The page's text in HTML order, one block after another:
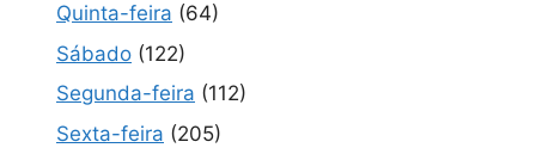
Quinta-feira (64)
Sábado (122)
Segunda-feira (112)
Sexta-feira (205)